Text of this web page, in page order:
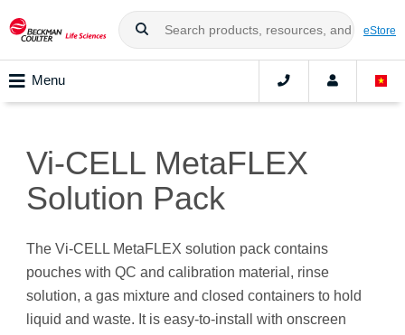
eStore
Menu
Vi-CELL MetaFLEX
Solution Pack
The Vi-CELL MetaFLEX solution pack contains
pouches with QC and calibration material, rinse
solution, a gas mixture and closed containers to hold
liquid and waste. It is easy-to-install with onscreen